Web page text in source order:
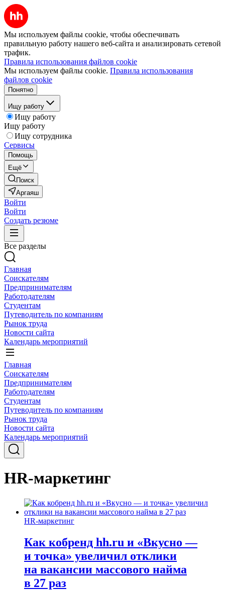
Мы используем файлы cookie, чтобы обеспечивать
правильную работу нашего веб-сайта и анализировать сетевой
трафик.
Правила использования файлов cookie
Мы используем файлы cookie. Правила использования
файлов cookie
Понятно
Ищу работу
Ищу работу
Ищу работу
Ищу сотрудника
Сервисы
Помощь
Ещё
Поиск
Аргаяш
Войти
Войти
Создать резюме
Все разделы
Главная
Соискателям
Предпринимателям
Работодателям
Студентам
Путеводитель по компаниям
Рынок труда
Новости сайта
Календарь мероприятий
Главная
Соискателям
Предпринимателям
Работодателям
Студентам
Путеводитель по компаниям
Рынок труда
Новости сайта
Календарь мероприятий
HR-маркетинг
HR-маркетинг
Как кобренд hh.ru и «Вкусно —
и точка» увеличил отклики
на вакансии массового найма
в 27 раз